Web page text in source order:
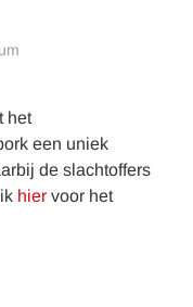
het
een uniek
de slachtoffers
hier voor het